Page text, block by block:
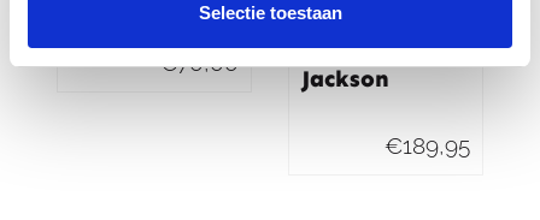
Selectie toestaan
€70,00
Verwarmde
jas heren
Jackson
€189,95